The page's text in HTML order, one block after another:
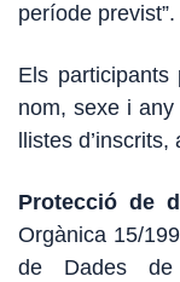
període previst”.
Els participants
nom, sexe i
llistes
Protecció de
Orgànica 15/
de Dades de